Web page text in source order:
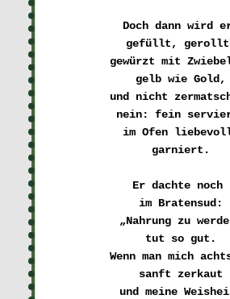
Doch dann wird
gefüllt,
gewürzt mit
gelb wie Gold,
und nicht
nein: fein
im Ofen
garniert.
Er dachte noch
im Bratensud:
„Nahrung zu
tut so gut.
Wenn man mich
sanft zerkaut
und meine